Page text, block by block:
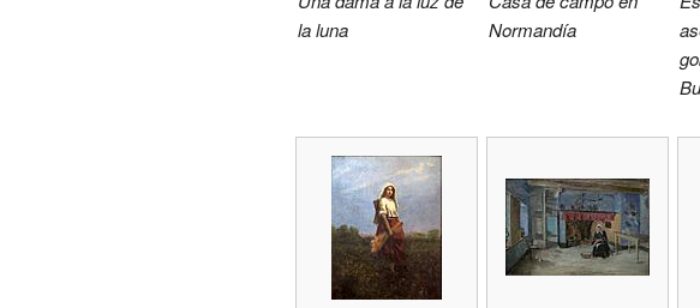
la luna
Normandía